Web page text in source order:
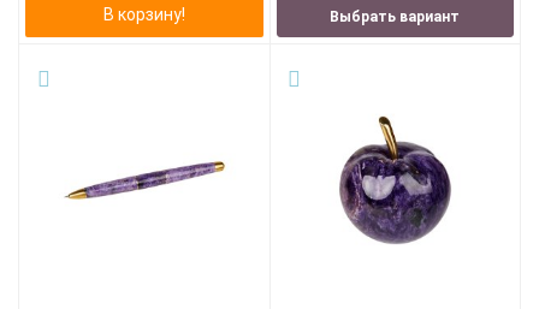
В корзину! Выбрать вариант